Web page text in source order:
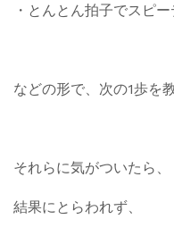
・とんとん拍子でスピ
などの形で、次の1歩を
それらに気がついたら、
結果にとらわれず、